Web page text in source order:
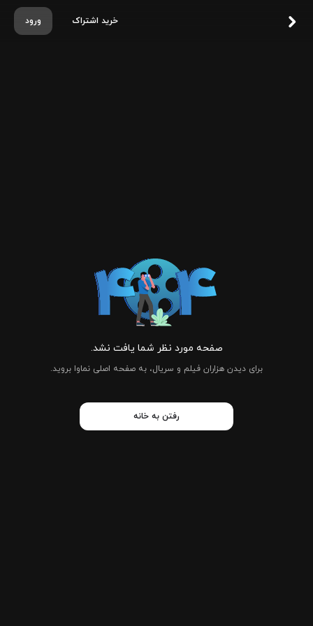
ورود خرید اشتراک
صفحه مورد نظر شما یافت نشد.
برای دیدن هزاران فیلم و سریال، به صفحه اصلی نماوا بروید.
رفتن به خانه